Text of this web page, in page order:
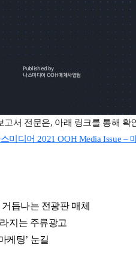
고서 전문은, 아래 링크를 통해 확
미디어 2021 OOH Media Issue –
듭나는 전광판 매체
지는 주류광고
케팅’ 눈길